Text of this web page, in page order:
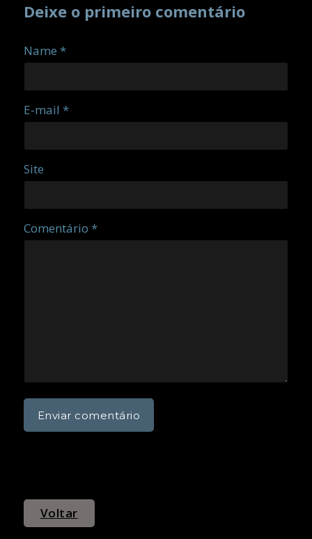
Deixe o primeiro comentário
Name *
E-mail *
Site
Comentário *
Voltar